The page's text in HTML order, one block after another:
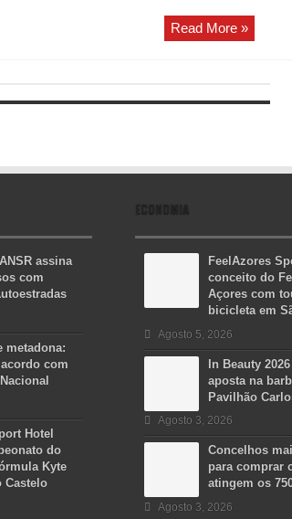
Read More »
assina
com
metadona:
com
Hotel
do
Kyte
Castelo
ECONOMIA
FeelAzores
conceito do
Açores com
bicicleta em
Agosto 5, 2026
In Beauty
aposta na
Pavilhão
Agosto 3, 2026
Concelhos
para comprar
atingem os
Agosto 3, 2026